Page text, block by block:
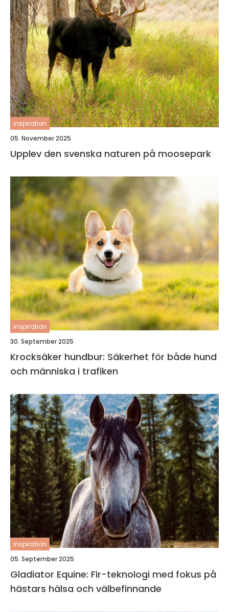
inspiration
05. November 2025
Upplev den svenska naturen på moosepark
inspiration
30. September 2025
Krocksäker hundbur: Säkerhet för både hund
och människa i trafiken
inspiration
05. September 2025
Gladiator Equine: Fir-teknologi med fokus på
hästars hälsa och välbefinnande